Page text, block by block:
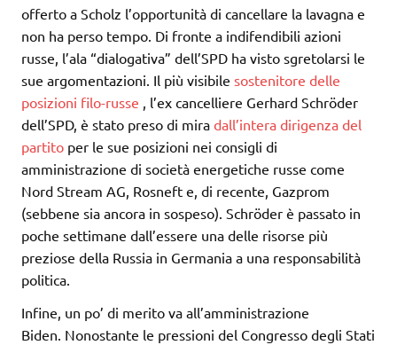
offerto a Scholz l’opportunità di cancellare la lavagna e
non ha perso tempo. Di fronte a indifendibili azioni
russe, l’ala “dialogativa” dell’SPD ha visto sgretolarsi le
sue argomentazioni. Il più visibile sostenitore delle
posizioni filo-russe , l’ex cancelliere Gerhard Schröder
dell’SPD, è stato preso di mira dall’intera dirigenza del
partito per le sue posizioni nei consigli di
amministrazione di società energetiche russe come
Nord Stream AG, Rosneft e, di recente, Gazprom
(sebbene sia ancora in sospeso). Schröder è passato in
poche settimane dall’essere una delle risorse più
preziose della Russia in Germania a una responsabilità
politica.
Infine, un po’ di merito va all’amministrazione
Biden. Nonostante le pressioni del Congresso degli Stati